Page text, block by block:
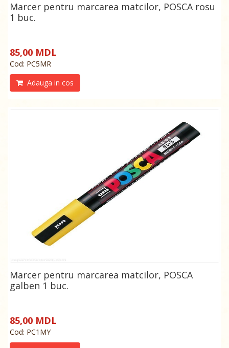
Marcer pentru marcarea matcilor, POSCA rosu
1 buc.
85,00 MDL
Cod: PC5MR
Adauga in cos
Marcer pentru marcarea matcilor, POSCA
galben 1 buc.
85,00 MDL
Cod: РС1МY